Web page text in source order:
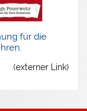
für die
(externer Link)